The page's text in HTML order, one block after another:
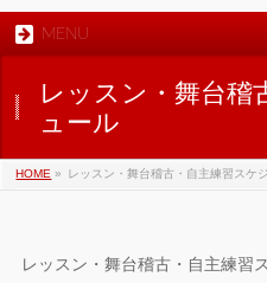
MENU
レッスン・舞台稽
ュール
HOME » レッスン・舞台稽古・自主練習スケ
レッスン・舞台稽古・自主練習